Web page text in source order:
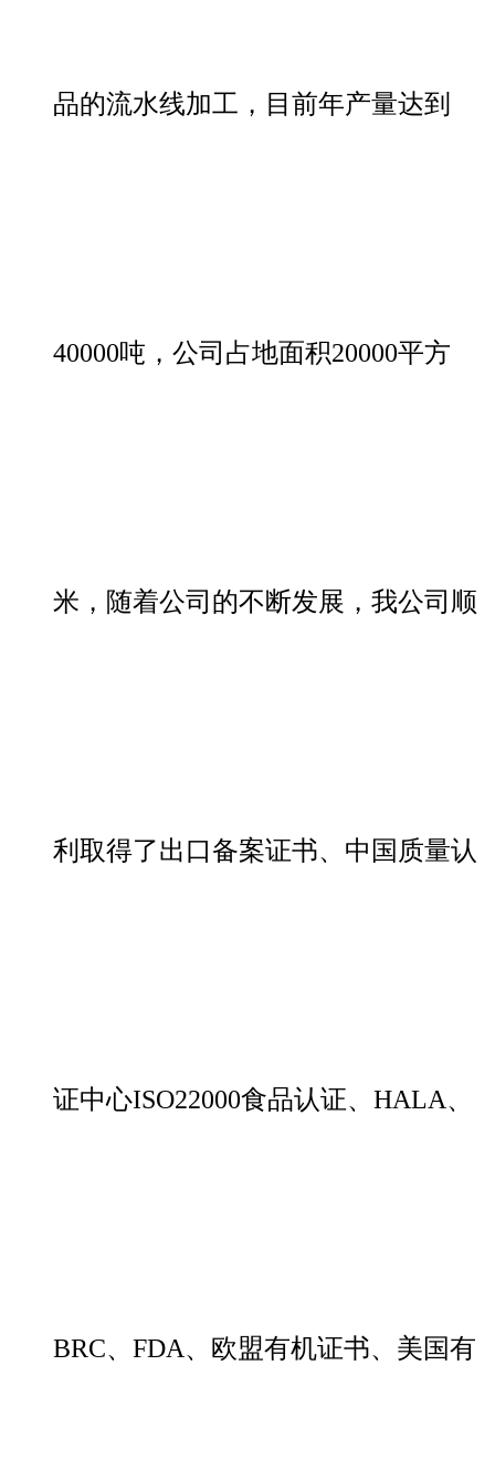
品的流水线加工，目前年产量达到
40000吨，公司占地面积20000平方
米，随着公司的不断发展，我公司顺
利取得了出口备案证书、中国质量认
证中心ISO22000食品认证、HALA、
BRC、FDA、欧盟有机证书、美国有